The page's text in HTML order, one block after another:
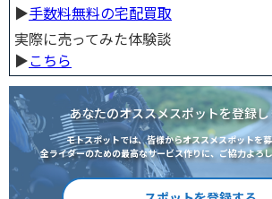
▶︎手数料無料の宅配買取
実際に売ってみた体験談
▶︎こちら
あなたのオススメスポットを登録
モトスポットでは、皆様からオススメスポットを
全ライダーのための最高なサービス作りに、ご協力よろ